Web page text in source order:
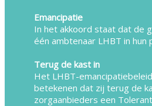
Emancipatie
In het akkoord staat dat de
één ambtenaar LHBT in
Terug de kast in
Het LHBT-
betekenen dat zij terug de
zorgaanbieders een